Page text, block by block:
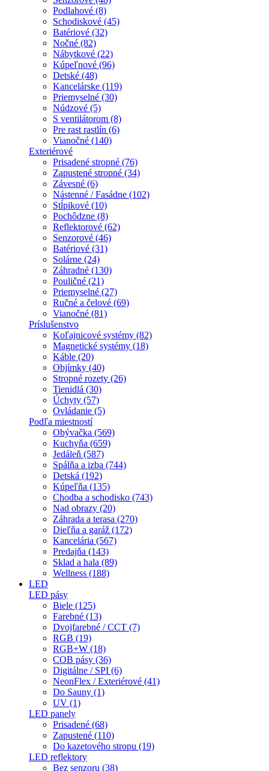
Podlahové (8)
Schodiskové (45)
Batériové (32)
Nočné (82)
Nábytkové (22)
Kúpeľnové (96)
Detské (48)
Kancelárske (119)
Priemyselné (30)
Núdzové (5)
S ventilátorom (8)
Pre rast rastlín (6)
Vianočné (140)
Exteriérové
Prisadené stropné (76)
Zapustené stropné (34)
Závesné (6)
Nástenné / Fasádne (102)
Stĺpikové (10)
Pochôdzne (8)
Reflektorové (62)
Senzorové (46)
Batériové (31)
Solárne (24)
Záhradné (130)
Pouličné (21)
Priemyselné (27)
Ručné a čelové (69)
Vianočné (81)
Príslušenstvo
Koľajnicové systémy (82)
Magnetické systémy (18)
Káble (20)
Objímky (40)
Stropné rozety (26)
Tienidlá (30)
Úchyty (57)
Ovládanie (5)
Podľa miestností
Obývačka (569)
Kuchyňa (659)
Jedáleň (587)
Spálňa a izba (744)
Detská (192)
Kúpeľňa (135)
Chodba a schodisko (743)
Nad obrazy (20)
Záhrada a terasa (270)
Dieľňa a garáž (172)
Kancelária (567)
Predajňa (143)
Sklad a hala (89)
Wellness (188)
LED
LED pásy
Biele (125)
Farebné (13)
Dvojfarebné / CCT (7)
RGB (19)
RGB+W (18)
COB pásy (36)
Digitálne / SPI (6)
NeonFlex / Exteriérové (41)
Do Sauny (1)
UV (1)
LED panely
Prisadené (68)
Zapustené (110)
Do kazetového stropu (19)
LED reflektory
Bez senzoru (38)